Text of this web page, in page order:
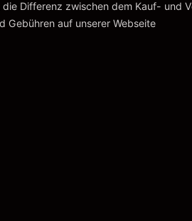
Differenz zwischen dem Kauf- und
Gebühren auf unserer Webseite